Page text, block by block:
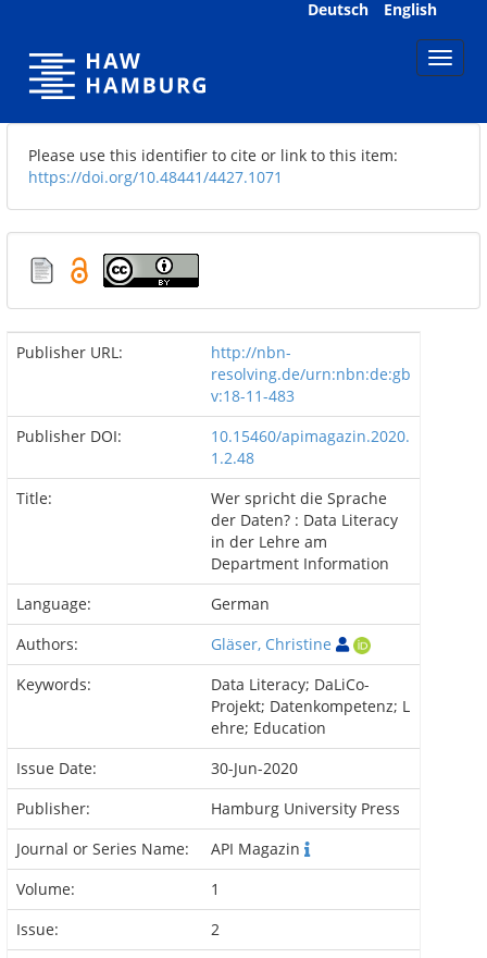
Deutsch English
Please use this identifier to cite or link to this item:
https://doi.org/10.48441/4427.1071
Publisher URL:
http://nbn-
resolving.de/urn:nbn:de:gb
v:18-11-483
Publisher DOI:
10.15460/apimagazin.2020.
1.2.48
Title:
Wer spricht die Sprache
der Daten? : Data Literacy
in der Lehre am
Department Information
Language:
German
Authors:
Gläser, Christine
Keywords:
Data Literacy; DaLiCo-
Projekt; Datenkompetenz; L
ehre; Education
Issue Date:
30-Jun-2020
Publisher:
Hamburg University Press
Journal or Series Name:
API Magazin
Volume:
1
Issue:
2